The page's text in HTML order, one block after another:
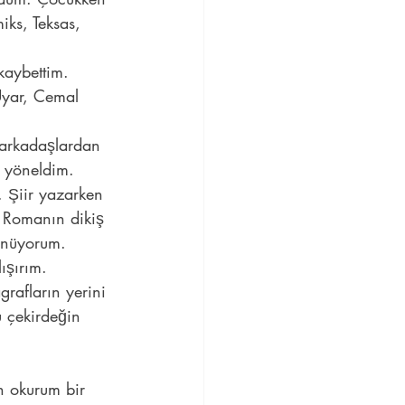
Teksas,
Cemal
yöneldim.
Şiir yazarken
dikiş
yerini
çekirdeğin
okurum bir